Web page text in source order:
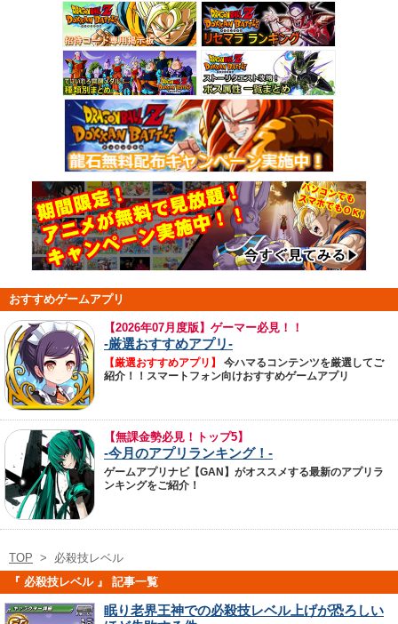
おすすめゲームアプリ
【2026年07月度版】ゲーマー必見！！
-厳選おすすめアプリ-
【厳選おすすめアプリ】
今ハマるコンテンツを厳選してご
紹介！！スマートフォン向けおすすめゲームアプリ
【無課金勢必見！トップ5】
-今月のアプリランキング！-
ゲームアプリナビ【GAN】がオススメする最新のアプリラ
ンキングをご紹介！
TOP > 必殺技レベル
『 必殺技レベル 』 記事一覧
眠り老界王神での必殺技レベル上げが恐ろしい